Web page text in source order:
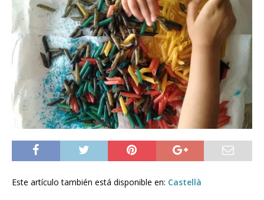
Este artículo también está disponible en: Castellà